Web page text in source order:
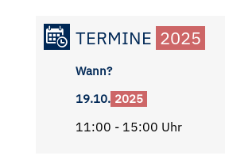
TERMINE 2025
Wann?
19.10. 2025
11:00 - 15:00 Uhr